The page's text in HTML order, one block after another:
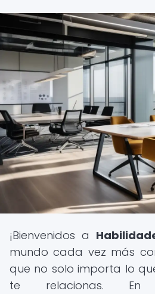
¡Bienvenidos a
mundo cada vez más
que no solo importa lo
te relacionas. En